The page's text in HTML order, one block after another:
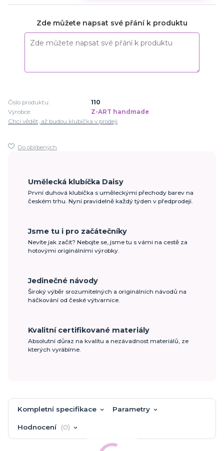
Zde můžete napsat své přání k produktu
Číslo produktu:
110
Výrobce:
Z-ART handmade
Chci vědět, až budou klubíčka v prodeji
Do oblíbených
Umělecká klubíčka Daisy
První duhová klubíčka s uměleckými přechody barev na
českém trhu. Nyní pravidelně každý týden v předprodeji.
Jsme tu i pro začátečníky
Nevíte jak začít? Nebojte se, jsme tu s vámi na cestě za
hotovými originálními výrobky.
Jedinečné návody
Široký výběr srozumitelných a originálních návodů na
háčkování od české výtvarnice.
Kvalitní certifikované materiály
Absolutní důraz na kvalitu a nezávadnost materiálů, ze
kterých vyrábíme.
Kompletní specifikace Parametry
Hodnocení 0